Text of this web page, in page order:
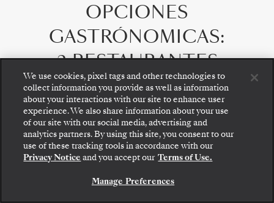
OPCIONES
GASTRÓNOMICAS:
2 RESTAURANTES
Suba a bordo: elija su suite y revise las tarifas y los
servicios incluidos antes de confirmar de forma
segura su viaje con Silversea.
RESERVE SU SUITE
We use cookies, pixel tags and other technologies to
collect information you provide as well as information
about your interactions with our site to enhance user
experience. We also share information about your use
of our site with our social media, advertising and
analytics partners. By using this site, you consent to our
use of these tracking tools in accordance with our
Privacy Notice and you accept our Terms of Use.
Manage Preferences